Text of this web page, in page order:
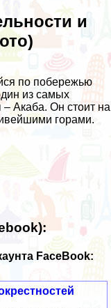
и
по побережью
из самых
Акаба. Он стоит на
горами.
FaceBook: